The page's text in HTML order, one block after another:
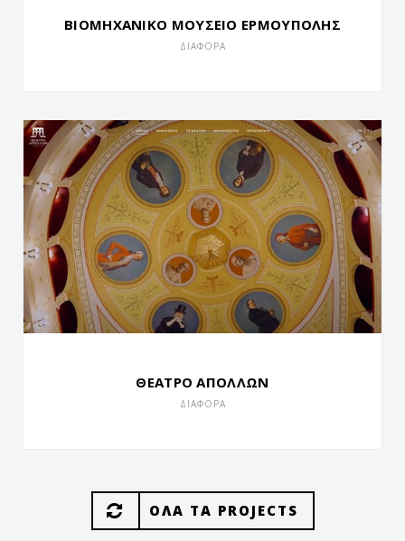
ΒΙΟΜΗΧΑΝΙΚΟ ΜΟΥΣΕΙΟ ΕΡΜΟΥΠΟΛΗΣ
ΔΙΑΦΟΡΑ
ΘΕΑΤΡΟ ΑΠΟΛΛΩΝ
ΔΙΑΦΟΡΑ
ΟΛΑ ΤΑ PROJECTS